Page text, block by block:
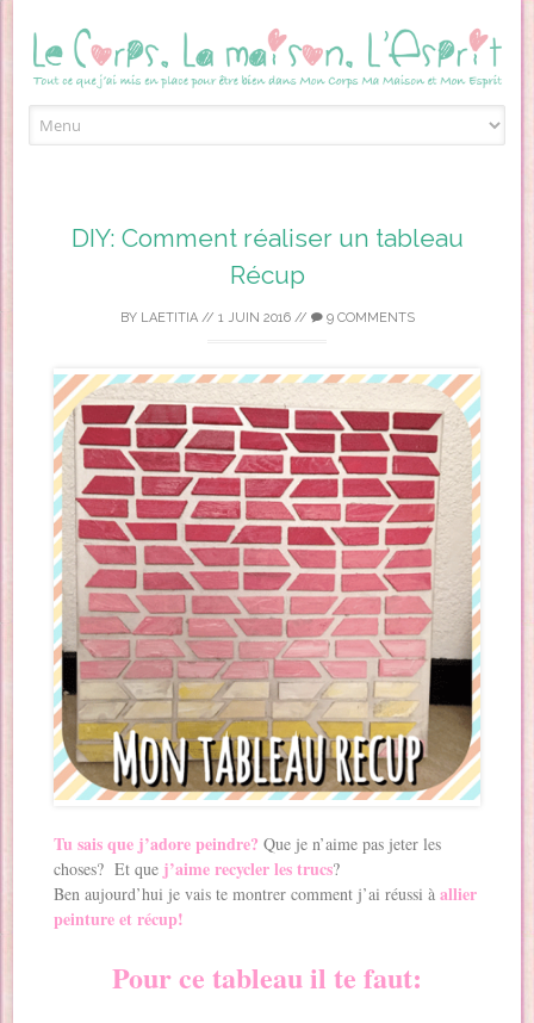
DIY: Comment réaliser un tableau
Récup
BY LAETITIA// 1 JUIN 2016// 9 COMMENTS
Tu sais que j’adore peindre? Que je n’aime pas jeter les
choses? Et que j’aime recycler les trucs?
Ben aujourd’hui je vais te montrer comment j’ai réussi à allier
peinture et récup!
Pour ce tableau il te faut: